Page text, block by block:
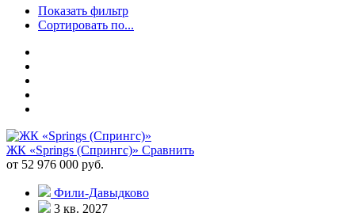
Показать фильтр
Сортировать по...
ЖК «Springs (Спрингс)» Сравнить
от 52 976 000 руб.
Фили-Давыдково
3 кв. 2027